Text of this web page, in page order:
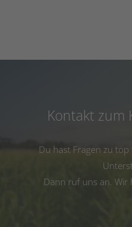
Kontakt zum
Du hast Fragen zu
Dann ruf uns an. Wir